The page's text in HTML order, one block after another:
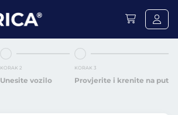
KORAK 2
Unesite vozilo
KORAK 3
Provjerite i krenite na put